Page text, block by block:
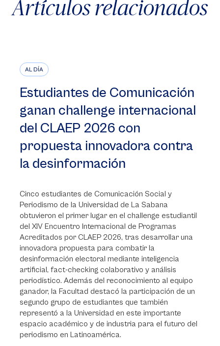
Artículos relacionados
AL DÍA
Estudiantes de Comunicación
ganan challenge internacional
del CLAEP 2026 con
propuesta innovadora contra
la desinformación
Cinco estudiantes de Comunicación Social y
Periodismo de la Universidad de La Sabana
obtuvieron el primer lugar en el challenge estudiantil
del XIV Encuentro Internacional de Programas
Acreditados por CLAEP 2026, tras desarrollar una
innovadora propuesta para combatir la
desinformación electoral mediante inteligencia
artificial, fact-checking colaborativo y análisis
periodístico. Además del reconocimiento al equipo
ganador, la Facultad destacó la participación de un
segundo grupo de estudiantes que también
representó a la Universidad en este importante
espacio académico y de industria para el futuro del
periodismo en Latinoamérica.